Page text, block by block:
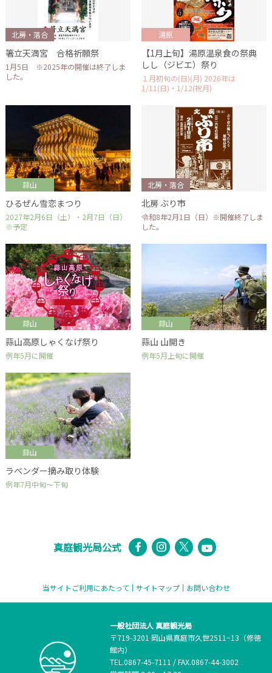
北房・落合
箸立天満宮 合格祈願祭
1月5日 ※2025年の開催は終了しま
した。
湯原
【1月上旬】湯原温泉食の祭典
しし（ジビエ）祭り
１月初旬の(日)(月) 2026年は
1/11(日)・1/12(祝月)
蒜山
ひるぜん雪恋まつり
2027年2月6日（土）・2月7日（日）
※予定
北房・落合
北房 ぶり市
令和8年2月1日（日）※開催終了しま
した。
蒜山
蒜山高原しゃくなげ祭り
例年5月に開催
蒜山
蒜山 山開き
例年5月上旬に開催
蒜山
ラベンダー摘み取り体験
例年7月中旬～下旬
真庭観光局公式
当サイトご利用にあたって サイトマップ お問い合わせ
一般社団法人 真庭観光局
〒719-3201 岡山県真庭市久世2511−13（修徳
館内）
TEL.0867-45-7111 /FAX.0867-44-3002